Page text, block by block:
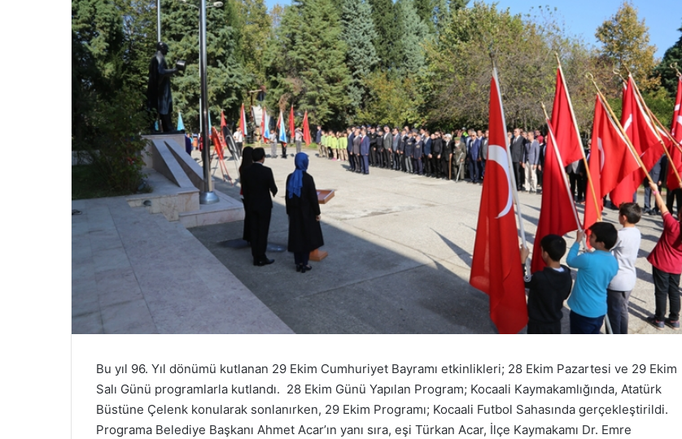
Bu yıl 96. Yıl dönümü kutlanan 29 Ekim Cumhuriyet Bayramı etkinlikleri; 28 Ekim Pazartesi ve 29 Ekim
Salı Günü programlarla kutlandı. 28 Ekim Günü Yapılan Program; Kocaali Kaymakamlığında, Atatürk
Büstüne Çelenk konularak sonlanırken, 29 Ekim Programı; Kocaali Futbol Sahasında gerçekleştirildi.
Programa Belediye Başkanı Ahmet Acar’ın yanı sıra, eşi Türkan Acar, İlçe Kaymakamı Dr. Emre